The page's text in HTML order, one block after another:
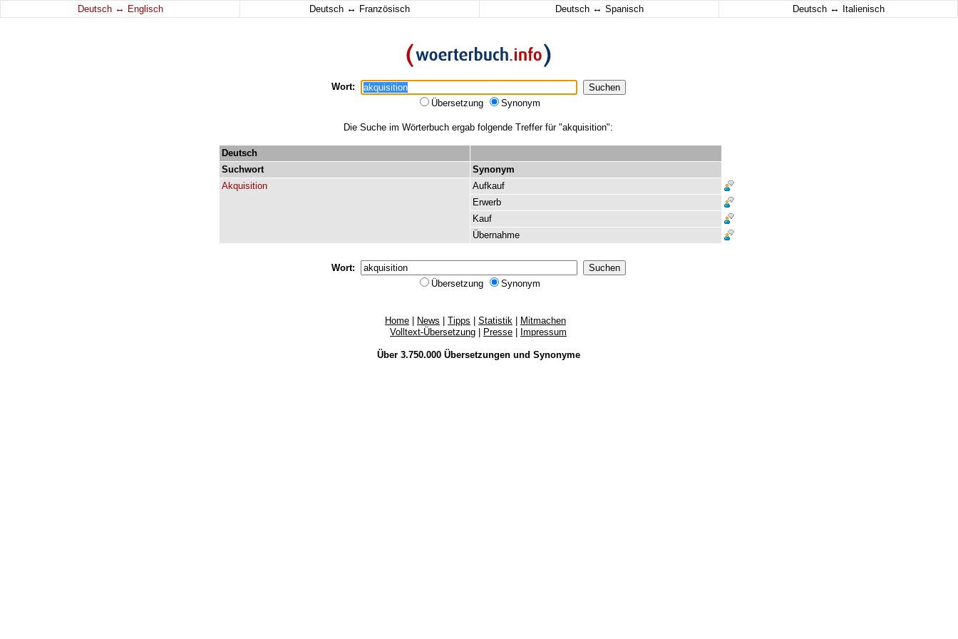
Deutsch ↔ Englisch Deutsch ↔ Französisch Deutsch ↔ Spanisch Deutsch ↔ Italienisch
Wort:
Übersetzung
Synonym
Die Suche im Wörterbuch ergab folgende Treffer für "akquisition":
Deutsch
Suchwort
Synonym
Akquisition
Aufkauf
Erwerb
Kauf
Übernahme
Wort:
Übersetzung
Synonym
Home News Tipps Statistik
Mitmachen
Volltext-Übersetzung
Presse Impressum
Über 3.750.000 Übersetzungenund Synonyme